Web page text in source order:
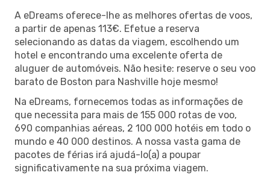
A eDreams oferece-lhe as melhores ofertas de voos,
a partir de apenas 113€. Efetue a reserva
selecionando as datas da viagem, escolhendo um
hotel e encontrando uma excelente oferta de
aluguer de automóveis. Não hesite: reserve o seu voo
barato de Boston para Nashville hoje mesmo!
Na eDreams, fornecemos todas as informações de
que necessita para mais de 155 000 rotas de voo,
690 companhias aéreas, 2 100 000 hotéis em todo o
mundo e 40 000 destinos. A nossa vasta gama de
pacotes de férias irá ajudá-lo(a) a poupar
significativamente na sua próxima viagem.